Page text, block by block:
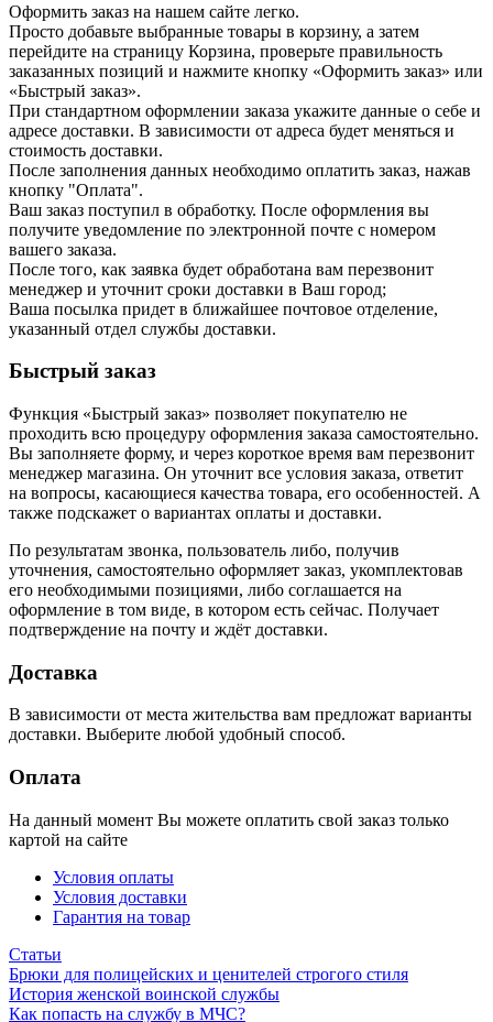
Оформить заказ на нашем сайте легко.
Просто добавьте выбранные товары в корзину, а затем
перейдите на страницу Корзина, проверьте правильность
заказанных позиций и нажмите кнопку «Оформить заказ» или
«Быстрый заказ».
При стандартном оформлении заказа укажите данные о себе и
адресе доставки. В зависимости от адреса будет меняться и
стоимость доставки.
После заполнения данных необходимо оплатить заказ, нажав
кнопку "Оплата".
Ваш заказ поступил в обработку. После оформления вы
получите уведомление по электронной почте с номером
вашего заказа.
После того, как заявка будет обработана вам перезвонит
менеджер и уточнит сроки доставки в Ваш город;
Ваша посылка придет в ближайшее почтовое отделение,
указанный отдел службы доставки.
Быстрый заказ
Функция «Быстрый заказ» позволяет покупателю не
проходить всю процедуру оформления заказа самостоятельно.
Вы заполняете форму, и через короткое время вам перезвонит
менеджер магазина. Он уточнит все условия заказа, ответит
на вопросы, касающиеся качества товара, его особенностей. А
также подскажет о вариантах оплаты и доставки.
По результатам звонка, пользователь либо, получив
уточнения, самостоятельно оформляет заказ, укомплектовав
его необходимыми позициями, либо соглашается на
оформление в том виде, в котором есть сейчас. Получает
подтверждение на почту и ждёт доставки.
Доставка
В зависимости от места жительства вам предложат варианты
доставки. Выберите любой удобный способ.
Оплата
На данный момент Вы можете оплатить свой заказ только
картой на сайте
Условия оплаты
Условия доставки
Гарантия на товар
Статьи
Брюки для полицейских и ценителей строгого стиля
История женской воинской службы
Как попасть на службу в МЧС?